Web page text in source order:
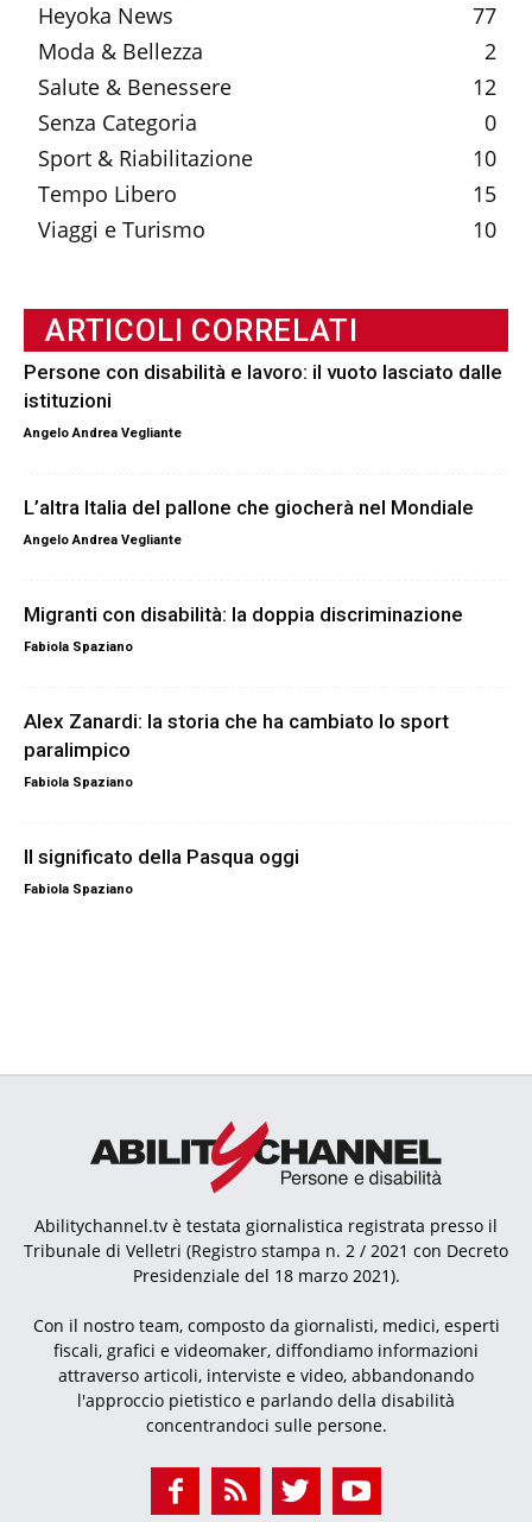
Heyoka News
77
Moda & Bellezza
2
Salute & Benessere
12
Senza Categoria
0
Sport & Riabilitazione
10
Tempo Libero
15
Viaggi e Turismo
10
ARTICOLI CORRELATI
Persone con disabilità e lavoro: il vuoto lasciato dalle
istituzioni
Angelo Andrea Vegliante
L’altra Italia del pallone che giocherà nel Mondiale
Angelo Andrea Vegliante
Migranti con disabilità: la doppia discriminazione
Fabiola Spaziano
Alex Zanardi: la storia che ha cambiato lo sport
paralimpico
Fabiola Spaziano
Il significato della Pasqua oggi
Fabiola Spaziano
Abilitychannel.tv è testata giornalistica registrata presso il
Tribunale di Velletri (Registro stampa n. 2 / 2021 con Decreto
Presidenziale del 18 marzo 2021).
Con il nostro team, composto da giornalisti, medici, esperti
fiscali, grafici e videomaker, diffondiamo informazioni
attraverso articoli, interviste e video, abbandonando
l'approccio pietistico e parlando della disabilità
concentrandoci sulle persone.